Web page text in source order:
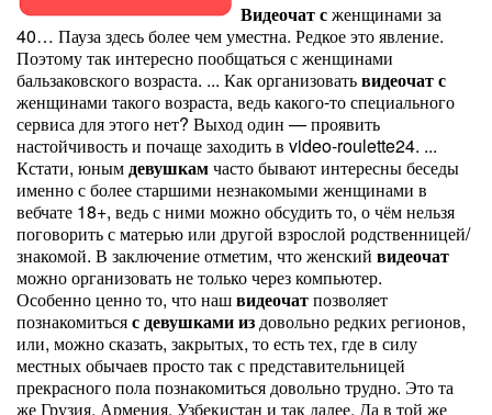
Видеочатсженщинами за
40… Пауза здесь более чем уместна. Редкое это явление.
Поэтому так интересно пообщаться с женщинами
бальзаковского возраста. ... Как организоватьвидеочатс
женщинами такого возраста, ведь какого-то специального
сервиса для этого нет? Выход один — проявить
настойчивость и почаще заходить в video-roulette24. ...
Кстати, юнымдевушкамчасто бывают интересны беседы
именно с более старшими незнакомыми женщинами в
вебчате 18+, ведь с ними можно обсудить то, о чём нельзя
поговорить с матерью или другой взрослой родственницей/
знакомой. В заключение отметим, что женский видеочат
можно организовать не только через компьютер.
Особенно ценно то, что нашвидеочатпозволяет
познакомитьсясдевушкамииздовольно редких регионов,
или, можно сказать, закрытых, то есть тех, где в силу
местных обычаев просто так с представительницей
прекрасного пола познакомиться довольно трудно. Это та
же Грузия, Армения, Узбекистан и так далее. Да в той же